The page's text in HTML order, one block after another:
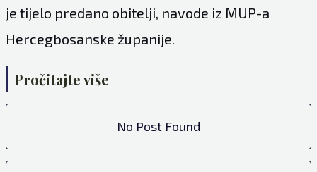
je tijelo predano obitelji, navode iz MUP-a
Hercegbosanske županije.
Pročitajte više
No Post Found